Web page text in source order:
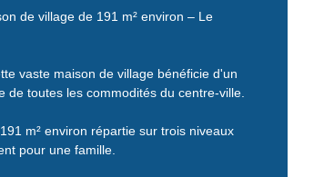
de village de 191 m² environ – Le
vaste maison de village bénéficie d'un
de toutes les commodités du centre-ville.
m² environ répartie sur trois niveaux
pour une famille.